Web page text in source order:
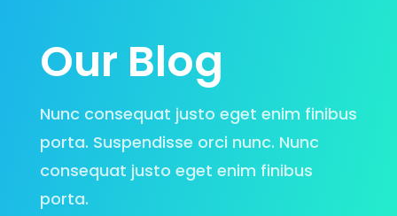
Our Blog
Nunc consequat justo eget enim finibus
porta. Suspendisse orci nunc. Nunc
consequat justo eget enim finibus
porta.